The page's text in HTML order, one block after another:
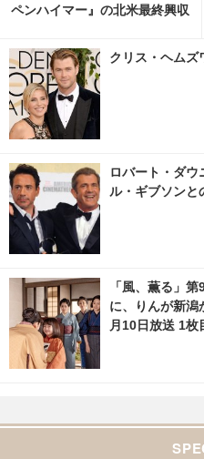
ペンハイマー』の北米最終興収
真・画像 | cinemacafe.net
クリス・ヘムズ
ロバート・ダウ
ル・ギブソンと
「風、薫る」
に、りんが新
月10日放送 1